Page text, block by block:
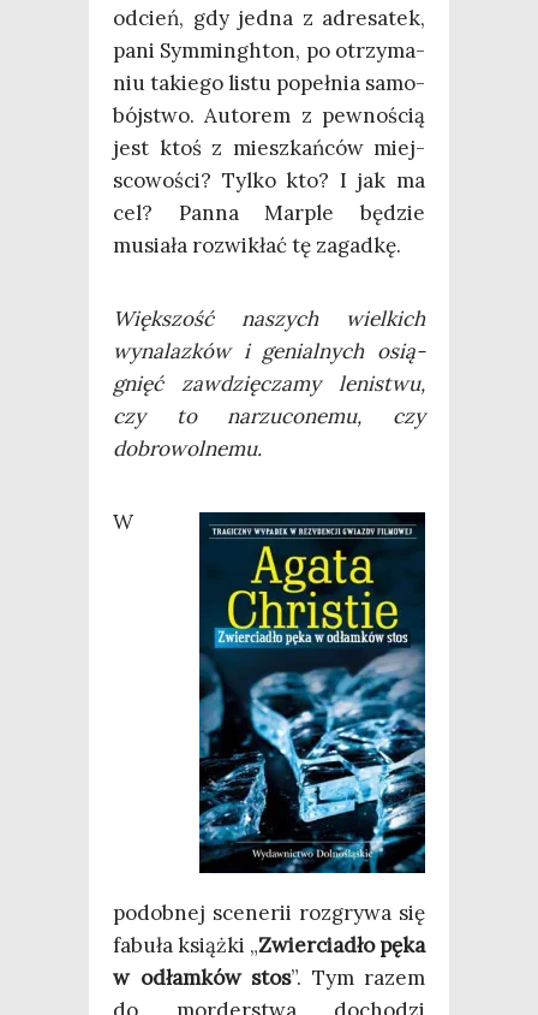
odcień, gdy jed­na z adre­sa­tek,
pani Sym­min­gh­ton, po otrzy­ma­
niu takie­go listu popeł­nia samo­
bój­stwo. Auto­rem z pew­no­ścią
jest ktoś z miesz­kań­ców miej­
sco­wo­ści? Tyl­ko kto? I jak ma
cel? Pan­na Mar­ple będzie
musia­ła roz­wi­kłać tę zagadkę.
Więk­szość naszych wiel­kich
wyna­laz­ków i genial­nych osią­
gnięć zawdzię­cza­my leni­stwu,
czy to narzu­co­ne­mu, czy
dobrowolnemu.
W
podob­nej sce­ne­rii roz­gry­wa się
fabu­ła książ­ki „Zwier­cia­dło pęka
w odłam­ków stos”. Tym razem